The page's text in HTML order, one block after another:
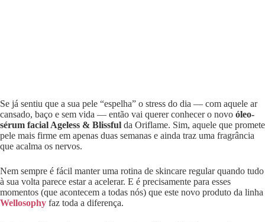
Se já sentiu que a sua pele “espelha” o stress do dia — com aquele ar
cansado, baço e sem vida — então vai querer conhecer o novo óleo-
sérum facial Ageless & Blissful da Oriflame. Sim, aquele que promete
pele mais firme em apenas duas semanas e ainda traz uma fragrância
que acalma os nervos.
Nem sempre é fácil manter uma rotina de skincare regular quando tudo
à sua volta parece estar a acelerar. E é precisamente para esses
momentos (que acontecem a todas nós) que este novo produto da linha
Wellosophy faz toda a diferença.